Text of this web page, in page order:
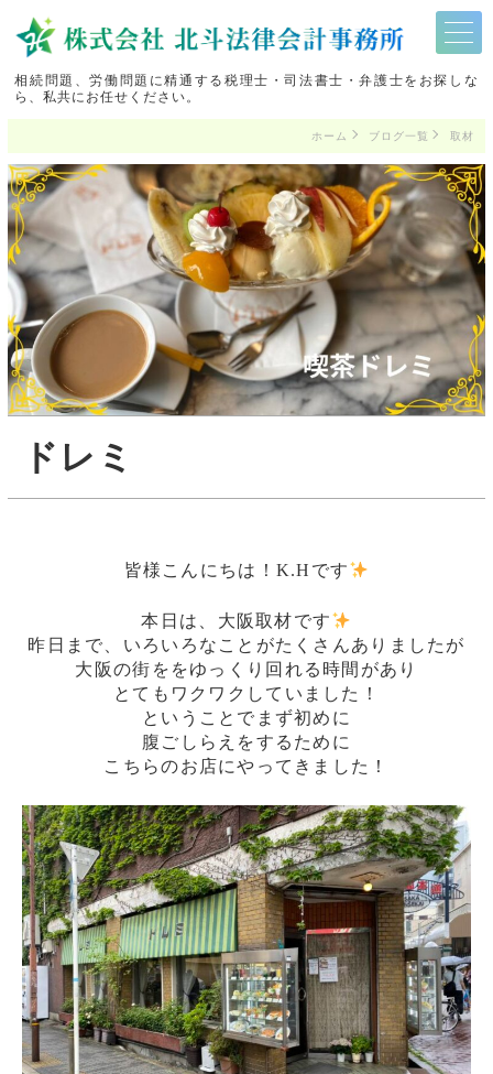
相続問題、労働問題に精通する税理士・司法書士・弁護士をお探しな
ら、私共にお任せください。
ホーム ブログ一覧 取材
ドレミ
皆様こんにちは！K.Hです
本日は、大阪取材です
昨日まで、いろいろなことがたくさんありましたが
大阪の街ををゆっくり回れる時間があり
とてもワクワクしていました！
ということでまず初めに
腹ごしらえをするために
こちらのお店にやってきました！